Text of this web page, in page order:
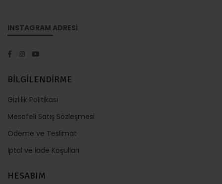
INSTAGRAM ADRESİ
BİLGİLENDİRME
Gizlilik Politikası
Mesafeli Satış Sözleşmesi
Ödeme ve Teslimat
İptal ve İade Koşulları
HESABIM